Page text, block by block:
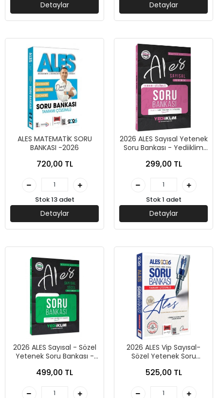
Detaylar Detaylar
ALES MATEMATİK SORU
BANKASI -2026
720,00 TL
Stok 13 adet
Detaylar
2026 ALES Sayısal Yetenek
Soru Bankası - Yediiklim
299,00 TL
Stok 1 adet
Detaylar
2026 ALES Sayısal - Sözel
Yetenek Soru Bankası -
499,00 TL
2026 ALES Vip Sayısal-
Sözel Yetenek Soru
525,00 TL